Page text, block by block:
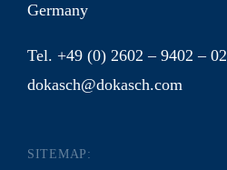
Germany
Tel. +49 (0) 2602 – 9402 – 02
dokasch@dokasch.com
SITEMAP: